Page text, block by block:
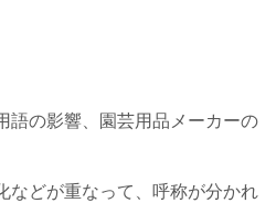
語の影響、園芸用品メーカーの
などが重なって、呼称が分かれ